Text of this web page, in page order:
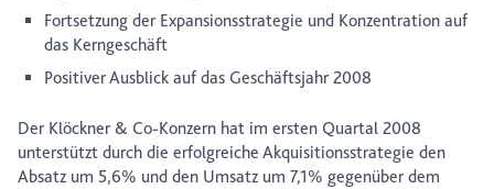
Fortsetzung der Expansionsstrategie und Konzentration auf
das Kerngeschäft
Positiver Ausblick auf das Geschäftsjahr 2008
Der Klöckner & Co-Konzern hat im ersten Quartal 2008
unterstützt durch die erfolgreiche Akquisitionsstrategie den
Absatz um 5,6% und den Umsatz um 7,1% gegenüber dem